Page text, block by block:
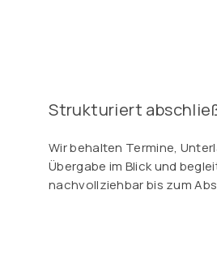
Strukturiert
Wir behalten Termine,
Übergabe im Blick und
nachvollziehbar bis zum